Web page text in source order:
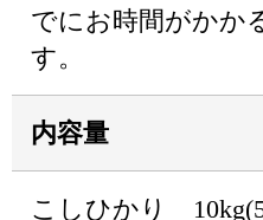
でにお時間がかか
す。
内容量
こしひかり